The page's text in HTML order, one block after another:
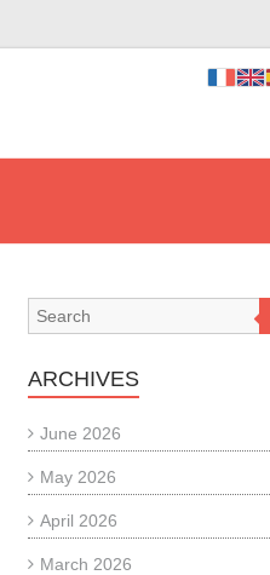
ARCHIVES
June 2026
May 2026
April 2026
March 2026